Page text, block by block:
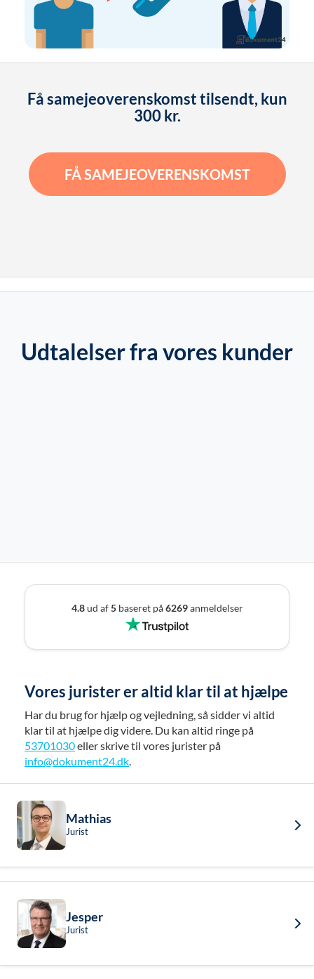
Få samejeoverenskomst tilsendt, kun
300 kr.
FÅ SAMEJEOVERENSKOMST
Udtalelser fra vores kunder
4.8ud af5baseret på6269anmeldelser
Vores jurister er altid klar til at hjælpe
Har du brug for hjælp og vejledning, så sidder vi altid
klar til at hjælpe dig videre. Du kan altid ringe på
53701030eller skrive til vores jurister på
info@dokument24.dk
Mathias
Jurist
Jesper
Jurist